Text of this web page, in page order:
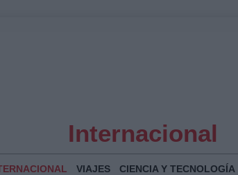
Internacional
VIAJES CIENCIA Y TECNOLOGÍA